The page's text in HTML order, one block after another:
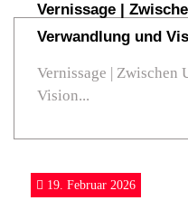
Vernissage |
Verwandlung und
Vernissage | Zwischen
Vision...
19. Februar 2026